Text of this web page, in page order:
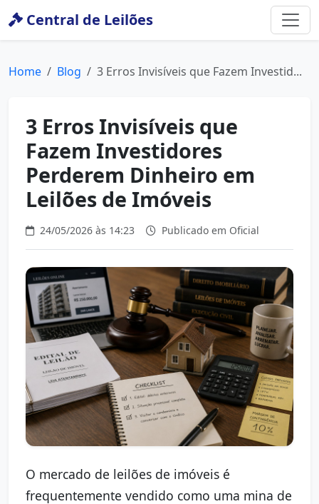
Central de Leilões
Home Blog 3 Erros Invisíveis que Fazem Investid...
3 Erros Invisíveis que
Fazem Investidores
Perderem Dinheiro em
Leilões de Imóveis
24/05/2026 às 14:23 Publicado em Oficial
O mercado de leilões de imóveis é
frequentemente vendido como uma mina de